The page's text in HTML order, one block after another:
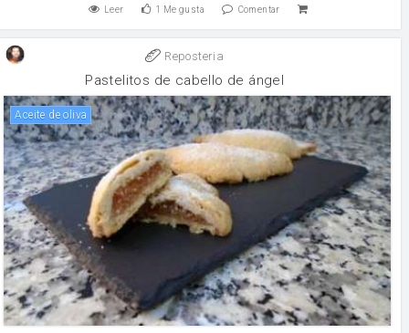
Leer 1 Me gusta Comentar
Reposteria
Pastelitos de cabello de ángel
aceite de oliva